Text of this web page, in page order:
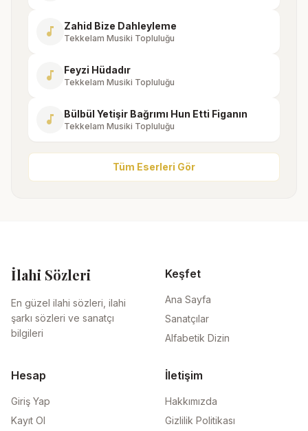
music_note Zahid Bize Dahleyleme
Tekkelam Musiki Topluluğu
music_note Feyzi Hüdadır
Tekkelam Musiki Topluluğu
music_note Bülbül Yetişir Bağrımı Hun Etti Figanın
Tekkelam Musiki Topluluğu
Tüm Eserleri Gör
İlahi Sözleri
En güzel ilahi sözleri, ilahi
şarkı sözleri ve sanatçı
bilgileri
Keşfet
Ana Sayfa
Sanatçılar
Alfabetik Dizin
Hesap
Giriş Yap
Kayıt Ol
İletişim
Hakkımızda
Gizlilik Politikası